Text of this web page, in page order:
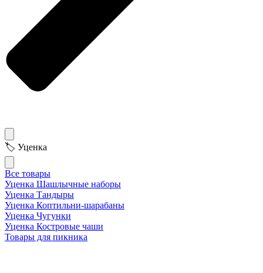
🏷 Уценка
Все товары
Уценка Шашлычные наборы
Уценка Тандыры
Уценка Коптильни-шарабаны
Уценка Чугунки
Уценка Костровые чаши
Товары для пикника